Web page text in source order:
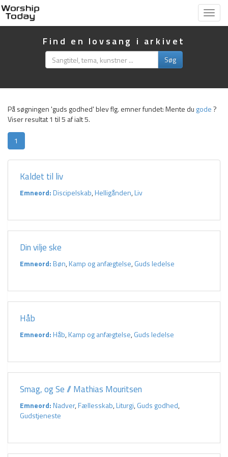
Vis
Find en lovsang i arkivet
Søg
På søgningen 'guds godhed' blev flg. emner fundet:Mente du gode?
Viser resultat 1 til 5 af ialt 5.
1
Kaldet til liv
Emneord:Discipelskab,Helligånden,Liv
Din vilje ske
Emneord:Bøn,Kamp og anfægtelse,Guds ledelse
Håb
Emneord:Håb,Kamp og anfægtelse,Guds ledelse
Smag, og Se // Mathias Mouritsen
Emneord:Nadver,Fællesskab,Liturgi,Guds godhed,
Gudstjeneste